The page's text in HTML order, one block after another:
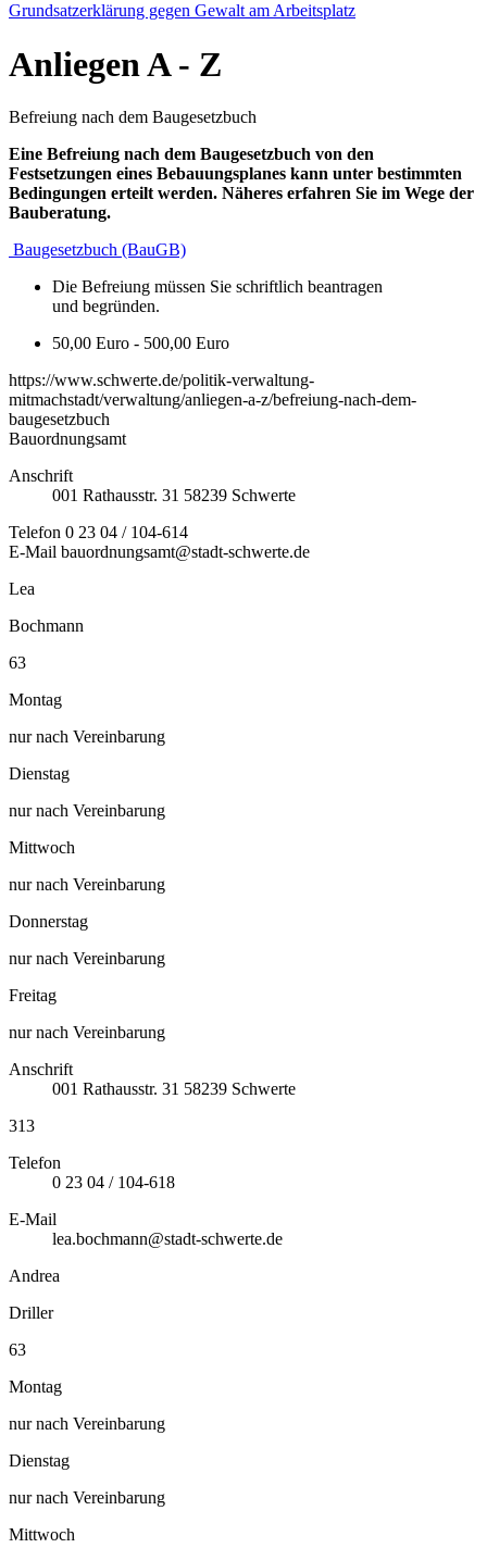
Grundsatzerklärung gegen Gewalt am Arbeitsplatz
AnliegenA - Z
Befreiung nach dem Baugesetzbuch
Eine Befreiung nach dem Baugesetzbuch von den
Festsetzungen eines Bebauungsplanes kann unter bestimmten
Bedingungen erteilt werden. Näheres erfahren Sie im Wege der
Bauberatung.
Baugesetzbuch (BauGB)
Die Befreiung müssen Sie schriftlich beantragen
und begründen.
50,00 Euro - 500,00 Euro
https://www.schwerte.de/politik-verwaltung-
mitmachstadt/verwaltung/anliegen-a-z/befreiung-nach-dem-
baugesetzbuch
Bauordnungsamt
Anschrift
001 Rathausstr. 31 58239 Schwerte
Telefon 0 23 04 / 104-614
E-Mail bauordnungsamt@stadt-schwerte.de
Lea
Bochmann
63
Montag
nur nach Vereinbarung
Dienstag
nur nach Vereinbarung
Mittwoch
nur nach Vereinbarung
Donnerstag
nur nach Vereinbarung
Freitag
nur nach Vereinbarung
Anschrift
001 Rathausstr. 31 58239 Schwerte
313
Telefon
0 23 04 / 104-618
E-Mail
lea.bochmann@stadt-schwerte.de
Andrea
Driller
63
Montag
nur nach Vereinbarung
Dienstag
nur nach Vereinbarung
Mittwoch